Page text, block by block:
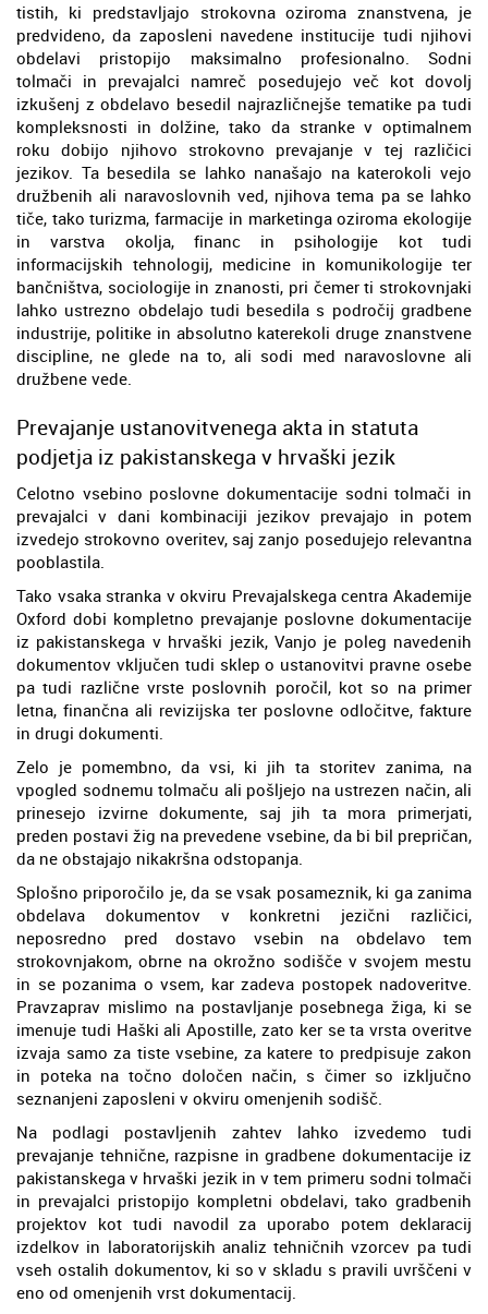
tistih, ki predstavljajo strokovna oziroma znanstvena, je
predvideno, da zaposleni navedene institucije tudi njihovi
obdelavi pristopijo maksimalno profesionalno. Sodni
tolmači in prevajalci namreč posedujejo več kot dovolj
izkušenj z obdelavo besedil najrazličnejše tematike pa tudi
kompleksnosti in dolžine, tako da stranke v optimalnem
roku dobijo njihovo strokovno prevajanje v tej različici
jezikov. Ta besedila se lahko nanašajo na katerokoli vejo
družbenih ali naravoslovnih ved, njihova tema pa se lahko
tiče, tako turizma, farmacije in marketinga oziroma ekologije
in varstva okolja, financ in psihologije kot tudi
informacijskih tehnologij, medicine in komunikologije ter
bančništva, sociologije in znanosti, pri čemer ti strokovnjaki
lahko ustrezno obdelajo tudi besedila s področij gradbene
industrije, politike in absolutno katerekoli druge znanstvene
discipline, ne glede na to, ali sodi med naravoslovne ali
družbene vede.
Prevajanje ustanovitvenega akta in statuta
podjetja iz pakistanskega v hrvaški jezik
Celotno vsebino poslovne dokumentacije sodni tolmači in
prevajalci v dani kombinaciji jezikov prevajajo in potem
izvedejo strokovno overitev, saj zanjo posedujejo relevantna
pooblastila.
Tako vsaka stranka v okviru Prevajalskega centra Akademije
Oxford dobi kompletno prevajanje poslovne dokumentacije
iz pakistanskega v hrvaški jezik, Vanjo je poleg navedenih
dokumentov vključen tudi sklep o ustanovitvi pravne osebe
pa tudi različne vrste poslovnih poročil, kot so na primer
letna, finančna ali revizijska ter poslovne odločitve, fakture
in drugi dokumenti.
Zelo je pomembno, da vsi, ki jih ta storitev zanima, na
vpogled sodnemu tolmaču ali pošljejo na ustrezen način, ali
prinesejo izvirne dokumente, saj jih ta mora primerjati,
preden postavi žig na prevedene vsebine, da bi bil prepričan,
da ne obstajajo nikakršna odstopanja.
Splošno priporočilo je, da se vsak posameznik, ki ga zanima
obdelava dokumentov v konkretni jezični različici,
neposredno pred dostavo vsebin na obdelavo tem
strokovnjakom, obrne na okrožno sodišče v svojem mestu
in se pozanima o vsem, kar zadeva postopek nadoveritve.
Pravzaprav mislimo na postavljanje posebnega žiga, ki se
imenuje tudi Haški ali Apostille, zato ker se ta vrsta overitve
izvaja samo za tiste vsebine, za katere to predpisuje zakon
in poteka na točno določen način, s čimer so izključno
seznanjeni zaposleni v okviru omenjenih sodišč.
Na podlagi postavljenih zahtev lahko izvedemo tudi
prevajanje tehnične, razpisne in gradbene dokumentacije iz
pakistanskega v hrvaški jezik in v tem primeru sodni tolmači
in prevajalci pristopijo kompletni obdelavi, tako gradbenih
projektov kot tudi navodil za uporabo potem deklaracij
izdelkov in laboratorijskih analiz tehničnih vzorcev pa tudi
vseh ostalih dokumentov, ki so v skladu s pravili uvrščeni v
eno od omenjenih vrst dokumentacij.